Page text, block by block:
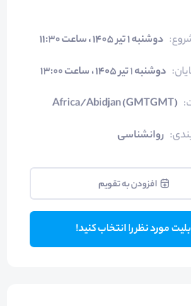
: دوشنبه ۱ تیر ۱۴۰۵ ، ساعت ۱۱:۳۰
: دوشنبه ۱ تیر ۱۴۰۵ ، ساعت ۱۳:۰۰
:
Africa/Abidjan (GMTGMT)
: روانشناسی
افزودن به تقویم
بلیت مورد نظر را انتخاب کنید!